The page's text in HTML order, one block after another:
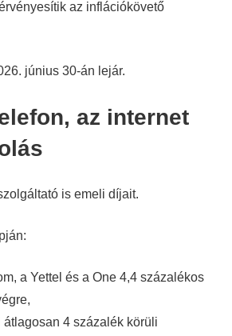
az inflációkövető
június 30-án lejár.
az internet
is emeli díjait.
a Yettel és a One 4,4 százalékos
4 százalék körüli